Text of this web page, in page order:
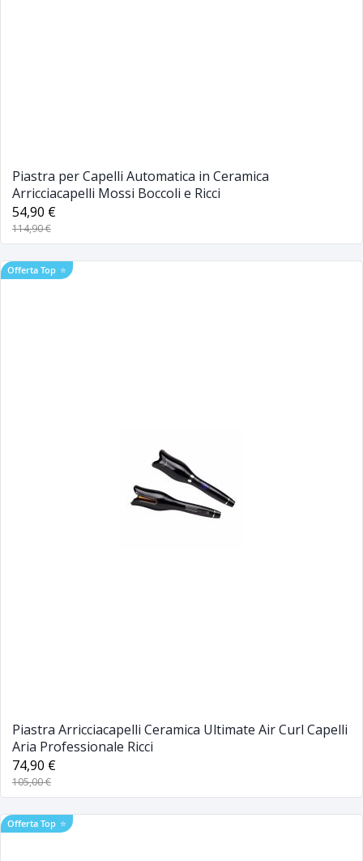
Piastra per Capelli Automatica in Ceramica
Arricciacapelli Mossi Boccoli e Ricci
54,90 €
114,90 €
Offerta Top ⭐
Piastra Arricciacapelli Ceramica Ultimate Air Curl Capelli
Aria Professionale Ricci
74,90 €
105,00 €
Offerta Top ⭐